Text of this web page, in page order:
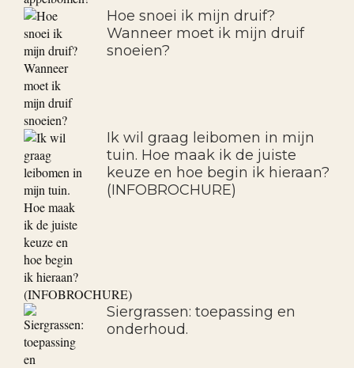
eigen appelboom. Grote keuze
appelbomen!
Hoe snoei ik mijn druif?
Wanneer moet ik mijn druif
snoeien?
tuin. Hoe maak ik de juiste
keuze en hoe begin ik hieraan?
(INFOBROCHURE)